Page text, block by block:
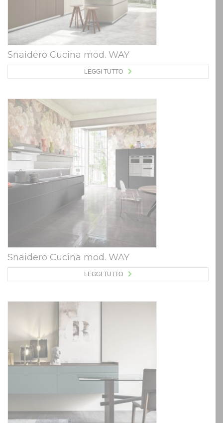
Snaidero Cucina mod. WAY
LEGGI TUTTO
Snaidero Cucina mod. WAY
LEGGI TUTTO